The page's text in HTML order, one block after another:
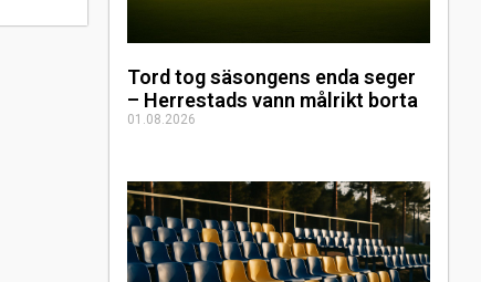
Tord tog säsongens enda seger
– Herrestads vann målrikt borta
01.08.2026